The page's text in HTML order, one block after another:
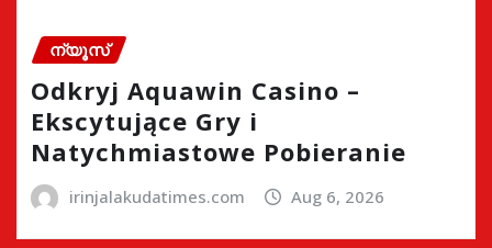
ന്യൂസ്
Odkryj Aquawin Casino –
Ekscytujące Gry i
Natychmiastowe Pobieranie
irinjalakudatimes.com Aug 6, 2026